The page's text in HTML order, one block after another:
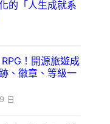
的「人生成就系
！開源旅遊成
、徽章、等級一
日